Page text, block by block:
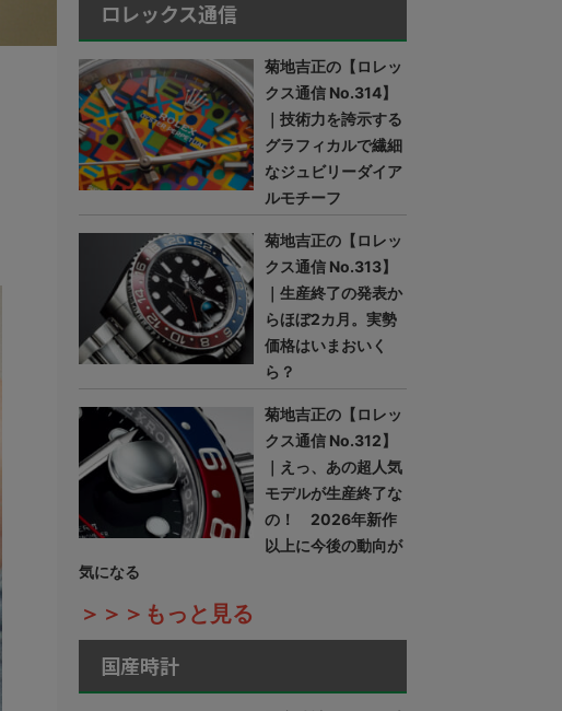
ロレックス通信
菊地吉正の【ロレッ
クス通信 No.314】
｜技術力を誇示する
グラフィカルで繊細
なジュビリーダイア
ルモチーフ
菊地吉正の【ロレッ
クス通信 No.313】
｜生産終了の発表か
らほぼ2カ月。実勢
価格はいまおいく
ら？
菊地吉正の【ロレッ
クス通信 No.312】
｜えっ、あの超人気
モデルが生産終了な
の！ 2026年新作
以上に今後の動向が
気になる
＞＞＞もっと見る
国産時計